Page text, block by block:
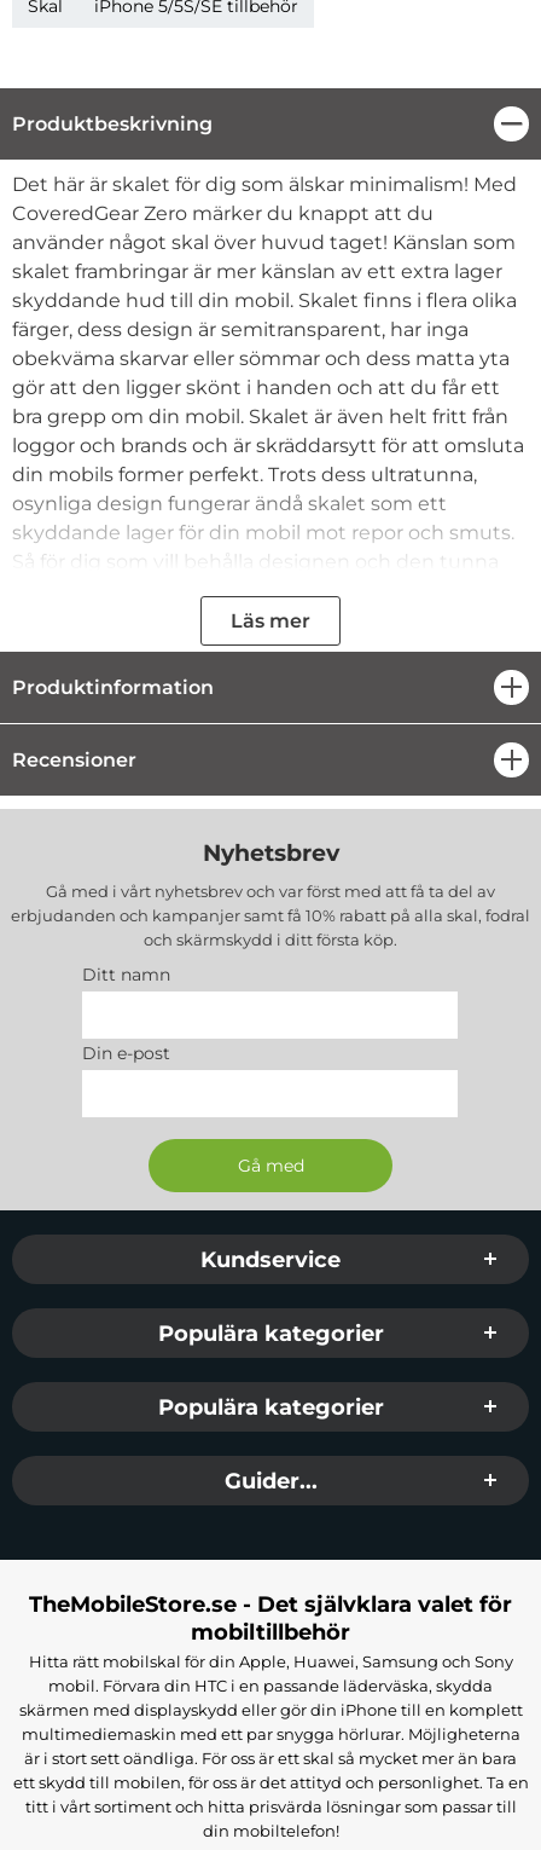
Skal iPhone 5/5S/SE tillbehör
Produktbeskrivning
Produktbeskrivning
Det här är skalet för dig som älskar minimalism! Med
CoveredGear Zero märker du knappt att du
använder något skal över huvud taget! Känslan som
skalet frambringar är mer känslan av ett extra lager
skyddande hud till din mobil. Skalet finns i flera olika
färger, dess design är semitransparent, har inga
obekväma skarvar eller sömmar och dess matta yta
gör att den ligger skönt i handen och att du får ett
bra grepp om din mobil. Skalet är även helt fritt från
loggor och brands och är skräddarsytt för att omsluta
din mobils former perfekt. Trots dess ultratunna,
osynliga design fungerar ändå skalet som ett
skyddande lager för din mobil mot repor och smuts.
Så för dig som vill behålla designen och den tunna
- Ultratunnt, skräddarsytt skal
- Minimalistisk design som ger känslan av ett extra
- Semitransparent design med matt yta
- Stilrent utan märkning av loggor eller brands
- Åtkomst till alla telefonens funktioner
- Material: Polykarbonat (hårdplast)
- Färg: Röd
- Passar: iPhone 5 / 5S / 5SE
- Märke: CoveredGear
Läs mer
Produktinformation
Recensioner
Nyhetsbrev
Gå med i vårt nyhetsbrev och var först med att få ta del av
erbjudanden och kampanjer samt få 10% rabatt på alla skal, fodral
och skärmskydd i ditt första köp.
Ditt namn
Din e-post
Sidfot Blandad info och länkar
Kundservice
Populära kategorier
Populära kategorier
Guider...
TheMobileStore.se - Det självklara valet för
mobiltillbehör
Hitta rätt mobilskal för din Apple, Huawei, Samsung och Sony
mobil. Förvara din HTC i en passande läderväska, skydda
skärmen med displayskydd eller gör din iPhone till en komplett
multimediemaskin med ett par snygga hörlurar. Möjligheterna
är i stort sett oändliga. För oss är ett skal så mycket mer än bara
ett skydd till mobilen, för oss är det attityd och personlighet. Ta en
titt i vårt sortiment och hitta prisvärda lösningar som passar till
din mobiltelefon!